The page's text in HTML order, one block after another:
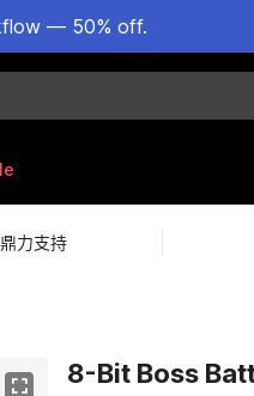
— 50% off.
鼎力支持
8-Bit Boss